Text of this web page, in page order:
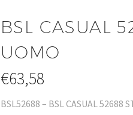
BSL CASUAL
UOMO
€63,58
BSL52688 – BSL CASUAL 52688